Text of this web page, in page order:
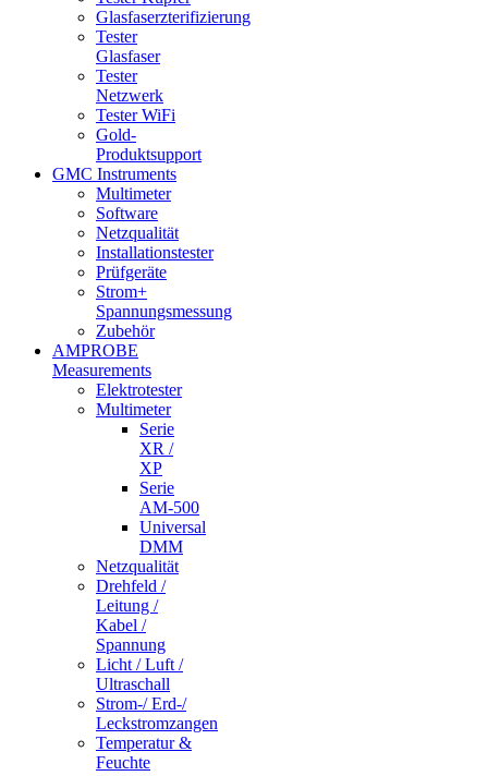
Glasfaserzterifizierung
Tester
Glasfaser
Tester
Netzwerk
Tester WiFi
Gold-
Produktsupport
GMC Instruments
Multimeter
Software
Netzqualität
Installationstester
Prüfgeräte
Strom+
Spannungsmessung
Zubehör
AMPROBE
Measurements
Elektrotester
Multimeter
Serie
XR /
XP
Serie
AM-500
Universal
DMM
Netzqualität
Drehfeld /
Leitung /
Kabel /
Spannung
Licht / Luft /
Ultraschall
Strom-/ Erd-/
Leckstromzangen
Temperatur &
Feuchte